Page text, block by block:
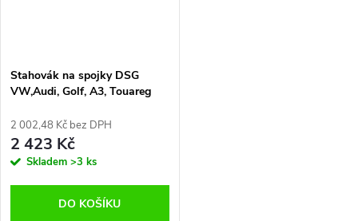
Stahovák na spojky DSG
VW,Audi, Golf, A3, Touareg
2 002,48 Kč bez DPH
2 423 Kč
Skladem >3 ks
DO KOŠÍKU